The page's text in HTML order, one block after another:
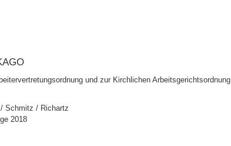
und zur Kirchlichen Arbeitsgerichtsordnung
Schmitz / Richartz
2018